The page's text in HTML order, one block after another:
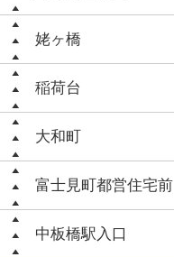
姥ヶ橋
稲荷台
大和町
富士見町都営住宅前
中板橋駅入口